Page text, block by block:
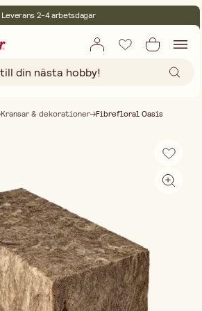
Leverans 2-4 arbetsdagar
Fri frakt vid köp över 499:-
Kransar & dekorationer Fibrefloral Oasis